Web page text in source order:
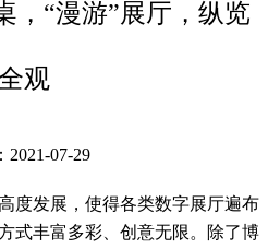
，“漫游”展厅，纵览
观
2021-07-29
度发展，使得各类数字展厅遍布
式丰富多彩、创意无限。除了博